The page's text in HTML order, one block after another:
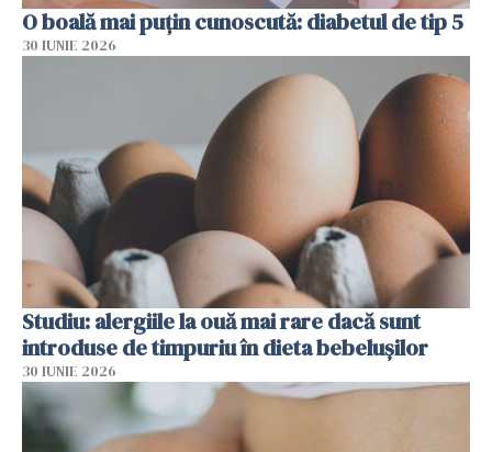
O boală mai puțin cunoscută: diabetul de tip 5
30 IUNIE 2026
Studiu: alergiile la ouă mai rare dacă sunt
introduse de timpuriu în dieta bebelușilor
30 IUNIE 2026